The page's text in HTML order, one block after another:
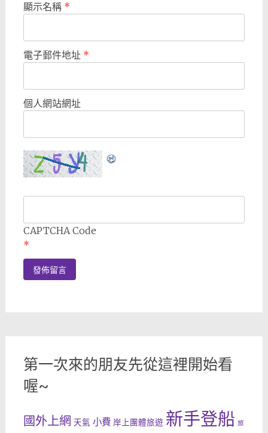
顯示名稱 *
電子郵件地址 *
個人網站網址
CAPTCHA Code
*
第一次來的朋友先從這裡開始看
喔~
國外上網 天氣 小費 岸上團體旅遊 新手登船 旅